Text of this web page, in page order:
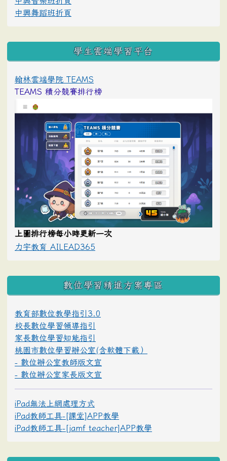
中興舞蹈班折頁
學生雲端學習平台
翰林雲端學院 TEAMS
TEAMS 積分競賽排行榜
上圖排行榜每小時更新一次
力宇教育 AILEAD365
數位學習精進方案專區
教育部數位教學指引3.0
校長數位學習領導指引
家長數位學習知能指引
桃園市數位學習辦公室(含軟體下載）
- 數位辦公室教師版文宣
- 數位辦公室家長版文宣
iPad無法上網處理方式
iPad教師工具-[課堂]APP教學
iPad教師工具-[jamf teacher]APP教學